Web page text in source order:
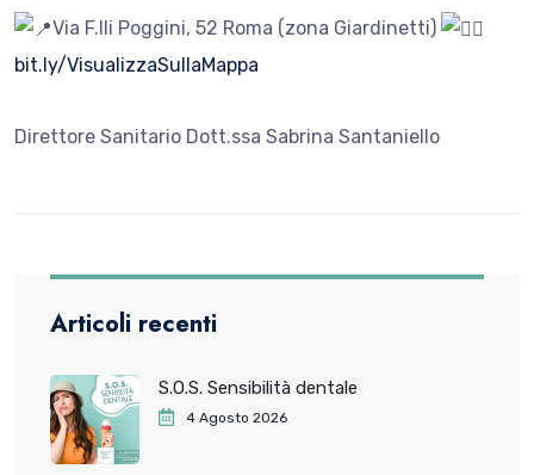
Via F.lli Poggini, 52 Roma (zona Giardinetti)
bit.ly/VisualizzaSullaMappa
Direttore Sanitario Dott.ssa Sabrina Santaniello
Articoli recenti
S.O.S. Sensibilità dentale
4 Agosto 2026